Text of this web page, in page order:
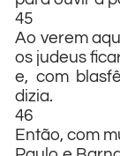
45
Ao verem
os judeus
e, com
dizia.
46
Então, com